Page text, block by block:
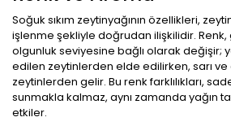
Soğuk sıkım zeytinyağının özellikleri,
işlenme şekliyle doğrudan ilişkilidir.
olgunluk seviyesine bağlı olarak değişir;
edilen zeytinlerden elde edilirken, sarı ve
zeytinlerden gelir. Bu renk farklılıkları,
sunmakla kalmaz, aynı zamanda yağın
etkiler.